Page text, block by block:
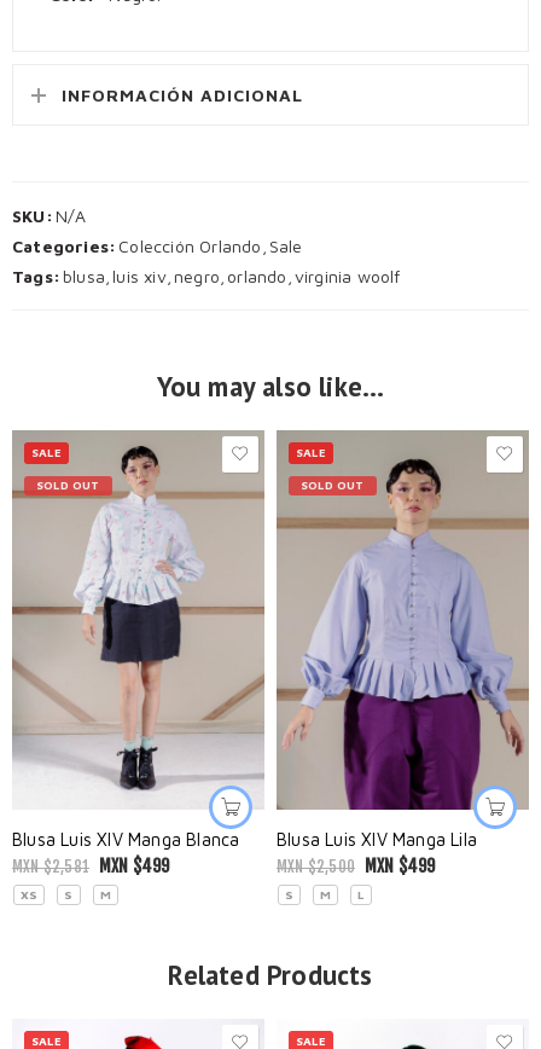
INFORMACIÓN ADICIONAL
SKU: N/A
Categories: Colección Orlando , Sale
Tags: blusa, luis xiv, negro, orlando ,virginia woolf
You may also like…
SALE
SOLD OUT
Blusa Luis XIV Manga Blanca
MXN $2,581 MXN $499
XS S M
SALE
SOLD OUT
Blusa Luis XIV Manga Lila
MXN $2,500 MXN $499
S M L
Related Products
SALE SALE